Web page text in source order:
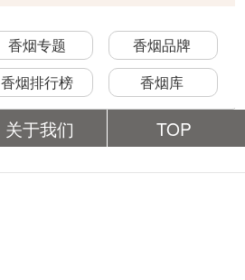
香烟专题
香烟品牌
香烟排行榜 香烟库
关于我们 TOP